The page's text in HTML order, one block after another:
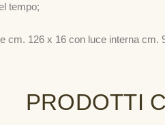
tempo;
cm. 126 x 16 con luce interna cm.
PRODOTTI